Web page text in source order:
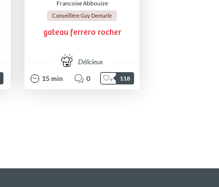
Francoise Abbouize
Conseillère Guy Demarle
gateau ferrero rocher
Délicieux
15 min 0 118